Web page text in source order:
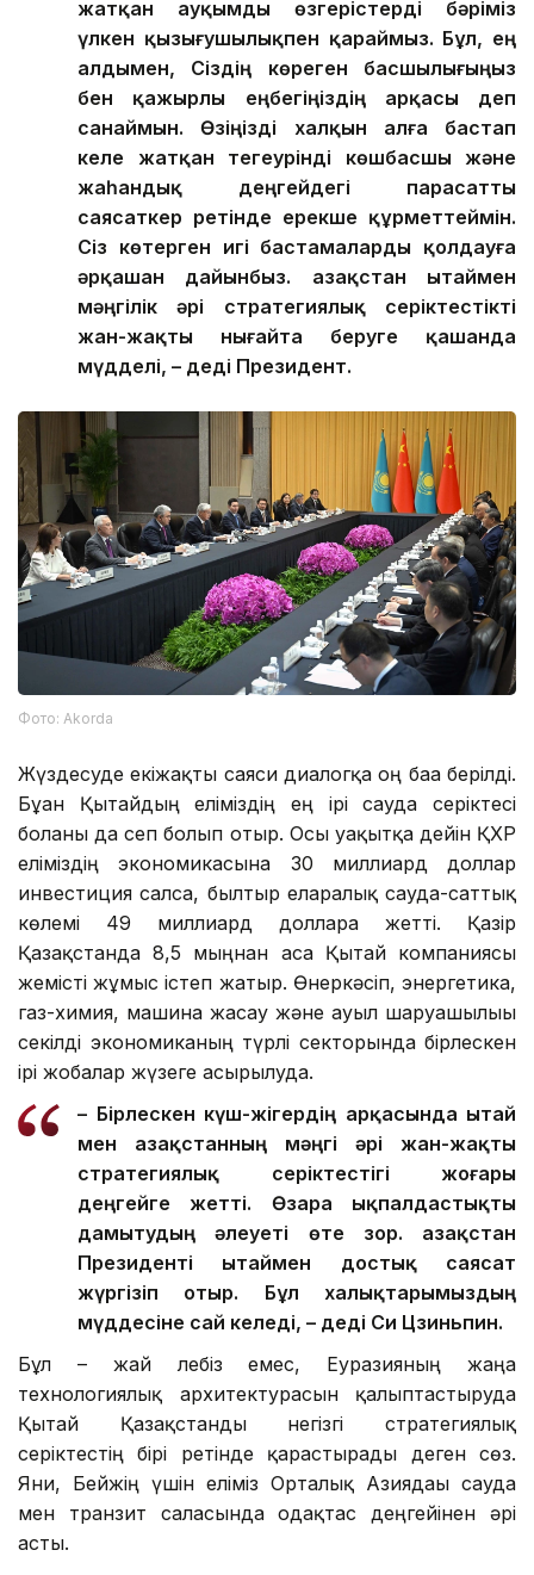
жатқан ауқымды өзгерістерді бәріміз
үлкен қызығушылықпен қараймыз. Бұл, ең
алдымен, Сіздің көреген басшылығыңыз
бен қажырлы еңбегіңіздің арқасы деп
санаймын. Өзіңізді халқын алға бастап
келе жатқан тегеурінді көшбасшы және
жаһандық деңгейдегі парасатты
саясаткер ретінде ерекше құрметтеймін.
Сіз көтерген игі бастамаларды қолдауға
әрқашан дайынбыз. Қазақстан Қытаймен
мәңгілік әрі стратегиялық серіктестікті
жан-жақты нығайта беруге қашанда
мүдделі, – деді Президент.
Фото: Аkorda
Жүздесуде екіжақты саяси диалогқа оң баға берілді.
Бұған Қытайдың еліміздің ең ірі сауда серіктесі
болғаны да сеп болып отыр. Осы уақытқа дейін ҚХР
еліміздің экономикасына 30 миллиард доллар
инвестиция салса, былтыр еларалық сауда-саттық
көлемі 49 миллиард долларға жетті. Қазір
Қазақстанда 8,5 мыңнан аса Қытай компаниясы
жемісті жұмыс істеп жатыр. Өнеркәсіп, энергетика,
газ-химия, машина жасау және ауыл шаруашылығы
секілді экономиканың түрлі секторында бірлескен
ірі жобалар жүзеге асырылуда.
– Бірлескен күш-жігердің арқасында Қытай
мен Қазақстанның мәңгі әрі жан-жақты
стратегиялық серіктестігі жоғары
деңгейге жетті. Өзара ықпалдастықты
дамытудың әлеуеті өте зор. Қазақстан
Президенті Қытаймен достық саясат
жүргізіп отыр. Бұл халықтарымыздың
мүддесіне сай келеді, – деді Си Цзиньпин.
Бұл – жай лебіз емес, Еуразияның жаңа
технологиялық архитектурасын қалыптастыруда
Қытай Қазақстанды негізгі стратегиялық
серіктестің бірі ретінде қарастырады деген сөз.
Яғни, Бейжің үшін еліміз Орталық Азиядағы сауда
мен транзит саласында одақтас деңгейінен әрі
асты.